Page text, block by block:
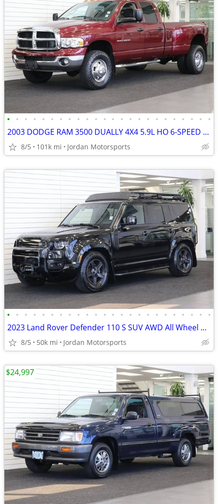
• • • • • • • • • • • • • • • • • • • • • • • •
2003 DODGE RAM 3500 DUALLY 4X4 5.9L HO 6-SPEED 1-OWNER 2004 2005 2006
8/5 101k mi Jordan Motorsports
• • • • • • • • • • • • • • • • • • • • • • • •
2023 Land Rover Defender 110 S SUV AWD All Wheel Drive
8/5 50k mi Jordan Motorsports
$24,997